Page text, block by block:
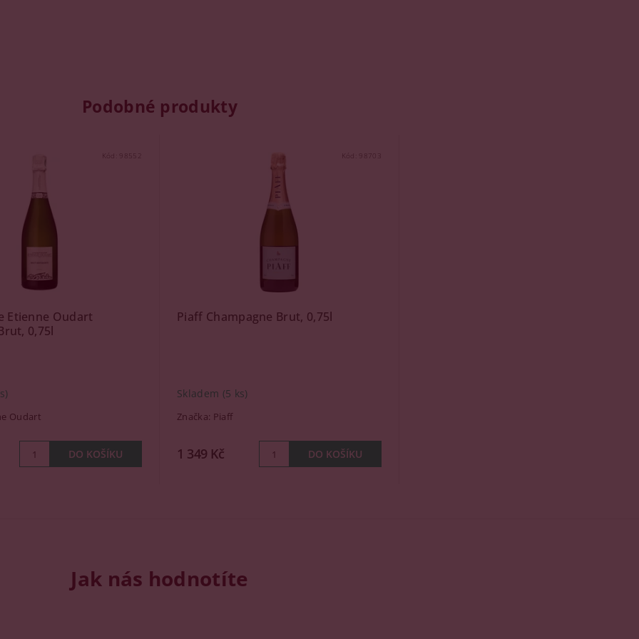
Podobné produkty
Kód: 98552
Etienne Oudart
0,75l
Oudart
Kód: 98703
Piaff Champagne Brut, 0,75l
Skladem (5 ks)
Značka: Piaff
1 349 Kč
Jak nás hodnotíte